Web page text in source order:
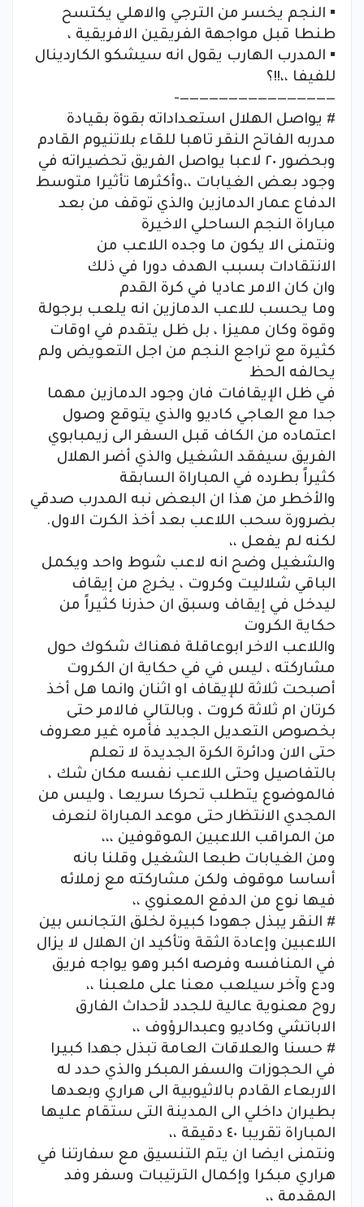
▪︎ النجم يخسر من الترجي والاهلي يكتسح
طنطا قبل مواجهة الفريقين الافريقية ،
▪︎ المدرب الهارب يقول انه سيشكو الكاردينال
للفيفا ،،!!؟
————————————————-
# يواصل الهلال استعداداته بقوة بقيادة
مدربه الفاتح النقر تاهبا للقاء بلاتنيوم القادم
وبحضور ٢٠ لاعبا يواصل الفريق تحضيراته في
وجود بعض الغيابات ،،وأكثرها تأثيرا متوسط
الدفاع عمار الدمازين والذي توقف من بعد
مباراة النجم الساحلي الاخيرة
ونتمنى الا يكون ما وجده اللاعب من
الانتقادات بسبب الهدف دورا في ذلك
وان كان الامر عاديا في كرة القدم
وما يحسب للاعب الدمازين انه يلعب برجولة
وقوة وكان مميزا ، بل ظل يتقدم في اوقات
كثيرة مع تراجع النجم من اجل التعويض ولم
يحالفه الحظ
في ظل الإيقافات فان وجود الدمازين مهما
جدا مع العاجي كاديو والذي يتوقع وصول
اعتماده من الكاف قبل السفر الى زيمبابوي
الفريق سيفقد الشغيل والذي أضر الهلال
كثيراً بطرده في المباراة السابقة
والأخطر من هذا ان البعض نبه المدرب صدقي
بضرورة سحب اللاعب بعد أخذ الكرت الاول.
لكنه لم يفعل ،،
والشغيل وضح انه لاعب شوط واحد ويكمل
الباقي شلاليت وكروت ، يخرج من إيقاف
ليدخل في إيقاف وسبق ان حذرنا كثيراً من
حكاية الكروت
واللاعب الاخر ابوعاقلة فهناك شكوك حول
مشاركته ، ليس في في حكاية ان الكروت
أصبحت ثلاثة للإيقاف او اثنان وانما هل أخذ
كرتان ام ثلاثة كروت ، وبالتالي فالامر حتى
بخصوص التعديل الجديد فأمره غير معروف
حتى الان ودائرة الكرة الجديدة لا تعلم
بالتفاصيل وحتى اللاعب نفسه مكان شك ،
فالموضوع يتطلب تحركا سريعا ، وليس من
المجدي الانتظار حتى موعد المباراة لنعرف
من المراقب اللاعبين الموقوفين ،،،
ومن الغيابات طبعا الشغيل وقلنا بانه
أساسا موقوف ولكن مشاركته مع زملائه
فيها نوع من الدفع المعنوي ،،
# النقر يبذل جهودا كبيرة لخلق التجانس بين
اللاعبين وإعادة الثقة وتأكيد ان الهلال لا يزال
في المنافسه وفرصه اكبر وهو يواجه فريق
ودع وآخر سيلعب معنا على ملعبنا ،،
روح معنوية عالية للجدد لأحداث الفارق
الاباتشي وكاديو وعبدالرؤوف ،،
# حسنا والعلاقات العامة تبذل جهدا كبيرا
في الحجوزات والسفر المبكر والذي حدد له
الاربعاء القادم بالاثيوبية الى هراري وبعدها
بطيران داخلي الى المدينة التى ستقام عليها
المباراة تقريبا ٤٠ دقيقة ،،
ونتمنى ايضا ان يتم التنسيق مع سفارتنا في
هراري مبكرا وإكمال الترتيبات وسفر وفد
المقدمة ،،